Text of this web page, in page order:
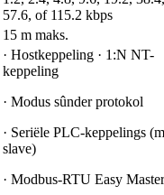
57.6, of 115.2 kbps
15 m maks.
· Hostkeppeling · 1:N NT-
keppeling
· Modus sûnder protokol
· Seriële PLC-keppelings
slave)
· Modbus-RTU Easy Master